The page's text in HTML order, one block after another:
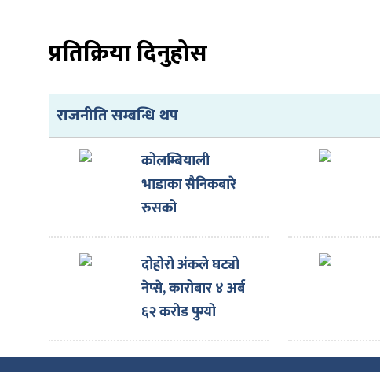
प्रतिक्रिया दिनुहोस
राजनीति सम्बन्धि थप
कोलम्बियाली
भाडाका सैनिकबारे
रुसको
अस्वीकारोक्ति
दोहोरो अंकले घट्यो
नेप्से, कारोबार ४ अर्ब
६२ करोड पुग्यो